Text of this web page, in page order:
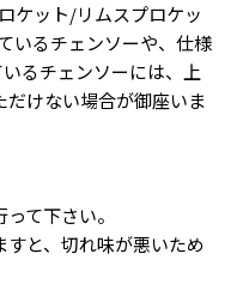
ケット/リムスプロケッ
いるチェンソーや、仕様
るチェンソーには、上
けない場合が御座いま
て下さい。
と、切れ味が悪いため